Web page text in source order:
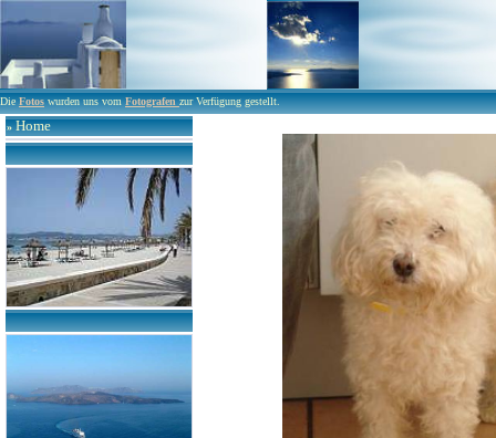
DieFotoswurden uns vomFotografenzur Verfügung gestellt.
» Home